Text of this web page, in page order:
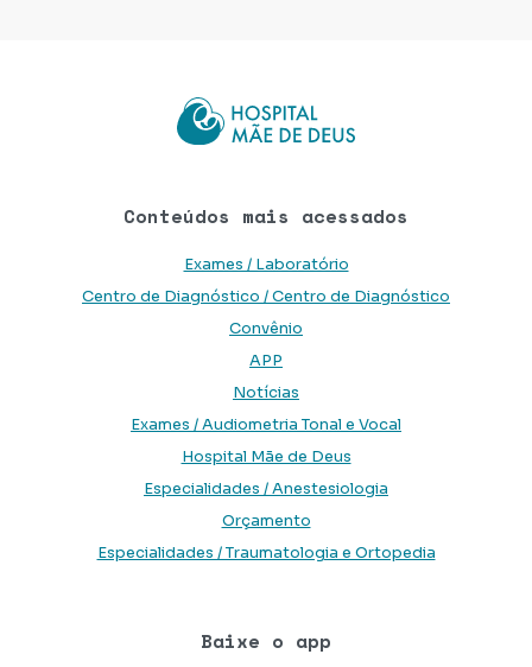
Conteúdos mais acessados
Exames / Laboratório
Centro de Diagnóstico / Centro de Diagnóstico
Convênio
APP
Notícias
Exames / Audiometria Tonal e Vocal
Hospital Mãe de Deus
Especialidades / Anestesiologia
Orçamento
Especialidades / Traumatologia e Ortopedia
Baixe o app